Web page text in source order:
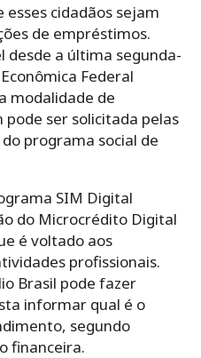
cidadãos sejam
de empréstimos.
desde a última segunda-
Federal
modalidade de
ser solicitada pelas
programa social de
SIM Digital
do Microcrédito Digital
é voltado aos
profissionais.
Brasil pode fazer
informar qual é o
segundo
financeira.